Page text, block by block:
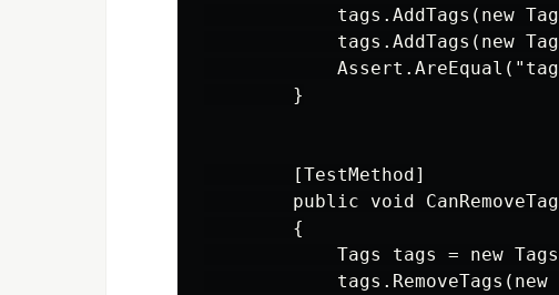
tags.AddTags(new
tags.AddTags(new
        }
        [TestMethod]
public void
        {
Tags tags = new
tags.RemoveTags(new